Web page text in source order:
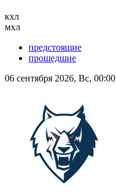
кхл
мхл
предстоящие
прошедшие
06 сентября 2026, Вс, 00:00